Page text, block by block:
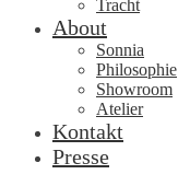
Tracht
About
Sonnia
Philosophie
Showroom
Atelier
Kontakt
Presse